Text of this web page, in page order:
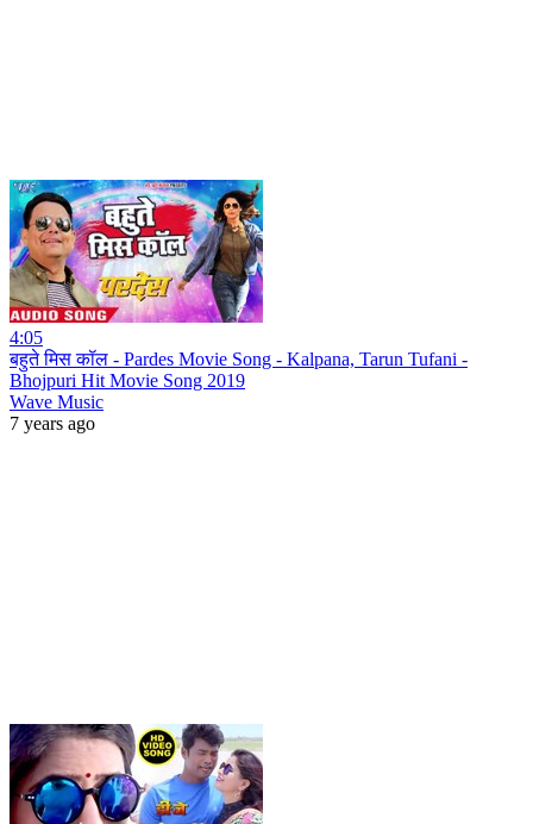
4:05
बहुते मिस कॉल - Pardes Movie Song - Kalpana, Tarun Tufani -
Bhojpuri Hit Movie Song 2019
Wave Music
7 years ago